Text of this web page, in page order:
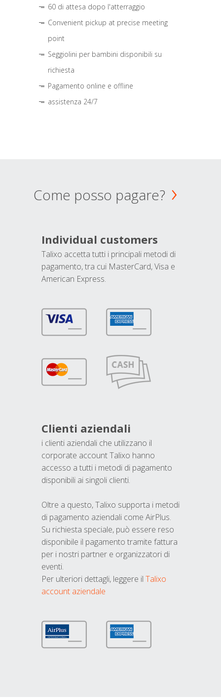
60 di attesa dopo l'atterraggio
Convenient pickup at precise meeting
point
Seggiolini per bambini disponibili su
richiesta
Pagamento online e offline
assistenza 24/7
Come posso pagare?
Individual customers
Talixo accetta tutti i principali metodi di
pagamento, tra cui MasterCard, Visa e
American Express.
Clienti aziendali
i clienti aziendali che utilizzano il
corporate account Talixo hanno
accesso a tutti i metodi di pagamento
disponibili ai singoli clienti.
Oltre a questo, Talixo supporta i metodi
di pagamento aziendali come AirPlus.
Su richiesta speciale, può essere reso
disponibile il pagamento tramite fattura
per i nostri partner e organizzatori di
eventi.
Per ulteriori dettagli, leggere il Talixo
account aziendale